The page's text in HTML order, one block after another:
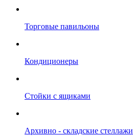
Торговые павильоны
Кондиционеры
Стойки с ящиками
Архивно - складские стеллажи